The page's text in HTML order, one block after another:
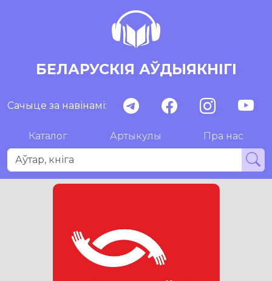
БЕЛАРУСКІЯ АЎДЫЯКНІГІ
Сачыце за навінамі:
Каталог Артыкулы Пра нас